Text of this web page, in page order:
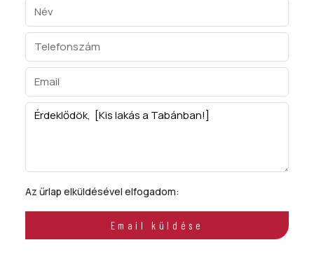
Az űrlap elküldésével elfogadom:
Email küldése